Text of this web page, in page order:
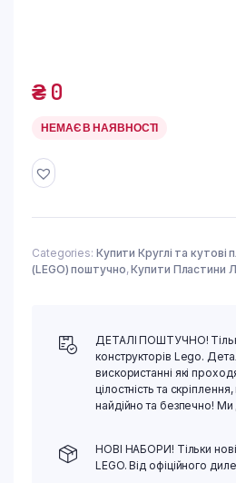
₴0
НЕМАЄ В НАЯВНОСТІ
Categories: Купити Круглі та кутові
(LEGO) поштучно,Купити Пластини
ДЕТАЛІ ПОШТУЧНО!
конструкторів Lego.
вискористанні які
цілостність та
найдійно та безпечно!
НОВІ НАБОРИ! Тільки
LEGO. Від офіційного